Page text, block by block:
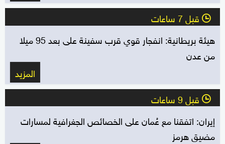
l قبل 7 ساعات
هيئة بريطانية: انفجار قوي قرب سفينة على بعد 95 ميلا
من عدن
المزيد
l قبل 9 ساعات
إيران: اتفقنا مع عُمان على الخصائص الجغرافية لمسارات
مضيق هرمز